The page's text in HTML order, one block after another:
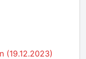
(19.12.2023)